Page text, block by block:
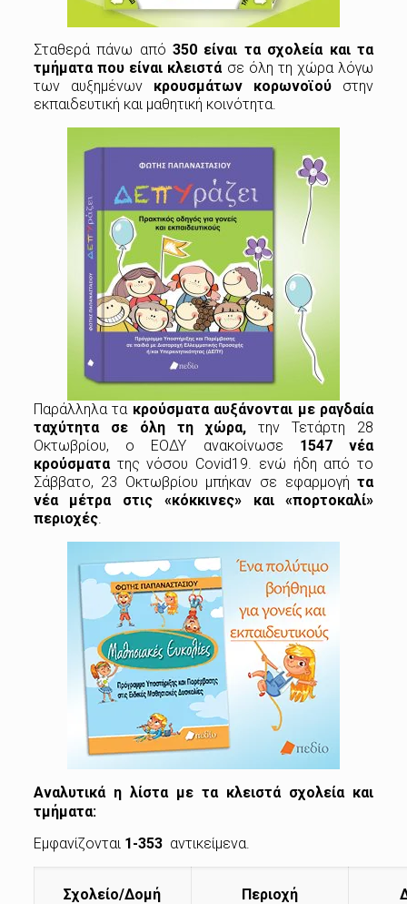
Σταθερά πάνω από350 είναι τα σχολεία και τα
τμήματα που είναι κλειστά σε όλη τη χώρα λόγω
των αυξημένων κρουσμάτων κορωνοϊού στην
εκπαιδευτική και μαθητική κοινότητα.
Παράλληλα τα κρούσματα αυξάνονται με ραγδαία
ταχύτητα σε όλη τη χώρα,την Τετάρτη 28
Οκτωβρίου, ο ΕΟΔΥ ανακοίνωσε 1547 νέα
κρούσματα της νόσου Covid19. ενώ ήδη από το
Σάββατο, 23 Οκτωβρίου μπήκαν σε εφαρμογήτα
νέα μέτρα στις «κόκκινες» και «πορτοκαλί»
περιοχές.
Αναλυτικά η λίστα με τα κλειστά σχολεία και
τμήματα:
Εμφανίζονται 1-353αντικείμενα.
Σχολείο/Δομή Περιοχή